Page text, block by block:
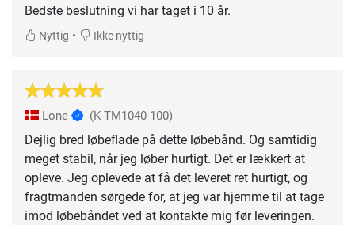
Bedste beslutning vi har taget i 10 år.
Nyttig • Ikke nyttig
Lone (K-TM1040-100)
Dejlig bred løbeflade på dette løbebånd. Og samtidig
meget stabil, når jeg løber hurtigt. Det er lækkert at
opleve. Jeg oplevede at få det leveret ret hurtigt, og
fragtmanden sørgede for, at jeg var hjemme til at tage
imod løbebåndet ved at kontakte mig før leveringen.